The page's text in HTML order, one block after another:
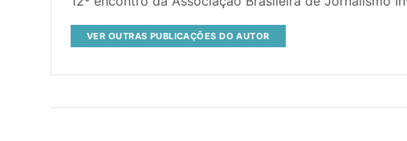
VER OUTRAS PUBLICAÇÕES DO AUTOR